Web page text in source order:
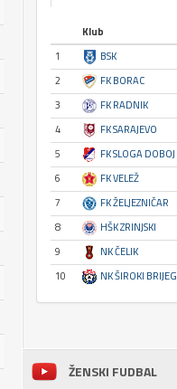
Klub
1
BSK
2
FK BORAC
3
FK RADNIK
4
FK SARAJEVO
5
FK SLOGA DOBOJ
6
FK VELEŽ
7
FK ŽELJEZNIČAR
8
HŠK ZRINJSKI
9
NK ČELIK
10
NK ŠIROKI BRIJEG
ŽENSKI FUDBAL